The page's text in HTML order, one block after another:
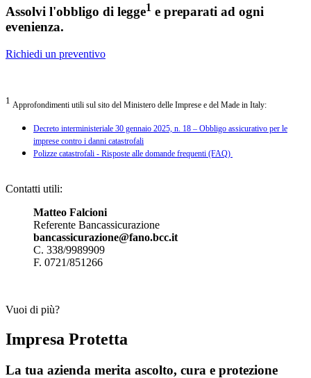
Assolvi l'obbligo di legge1 e preparati ad ogni
evenienza.
Richiedi un preventivo
1 Approfondimenti utili sul sito del Ministero delle Imprese e del Made in Italy:
Decreto interministeriale 30 gennaio 2025, n. 18 – Obbligo assicurativo per le
imprese contro i danni catastrofali
Polizze catastrofali - Risposte alle domande frequenti (FAQ)
Contatti utili:
Matteo Falcioni
Referente Bancassicurazione
bancassicurazione@fano.bcc.it
C. 338/9989909
F. 0721/851266
Vuoi di più?
Impresa Protetta
La tua azienda merita ascolto, cura e protezione